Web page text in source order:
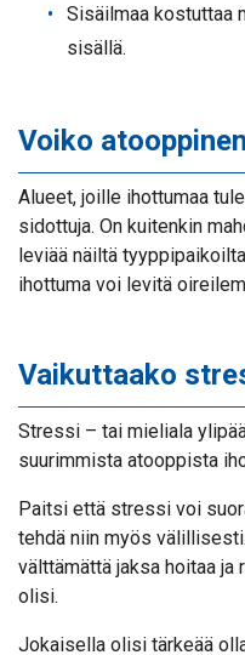
Sisäilmaa kostuttaa
sisällä.
Voiko
Alueet, joille ihottumaa
sidottuja. On kuitenkin
leviää näiltä
ihottuma voi levitä
Vaikuttaako
Stressi – tai mieliala
suurimmista atooppista
Paitsi että stressi voi
tehdä niin myös
välttämättä jaksa hoitaa ja
olisi.
Jokaisella olisi tärkeää